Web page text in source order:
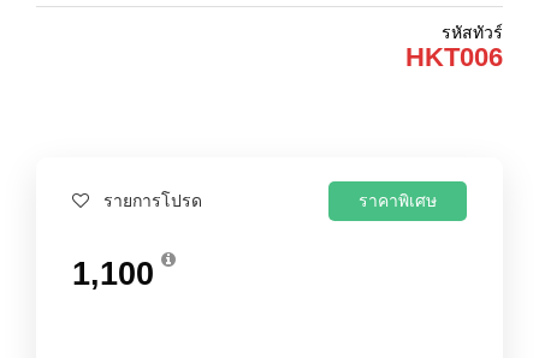
รหัสทัวร์
HKT006
รายการโปรด ราคาพิเศษ
1,100